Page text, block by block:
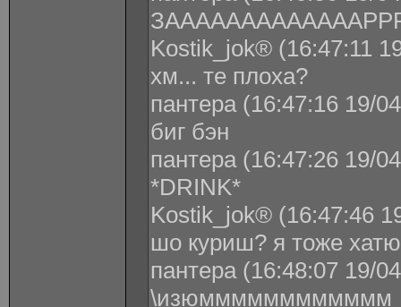
Kostik_jok® (16:47:11
хм... те плоха?
пантера (16:47:16 19/
биг бэн
пантера (16:47:26 19/
*DRINK*
Kostik_jok® (16:47:46
шо куриш? я тоже
пантера (16:48:07 19/
\изюмммммммммммм